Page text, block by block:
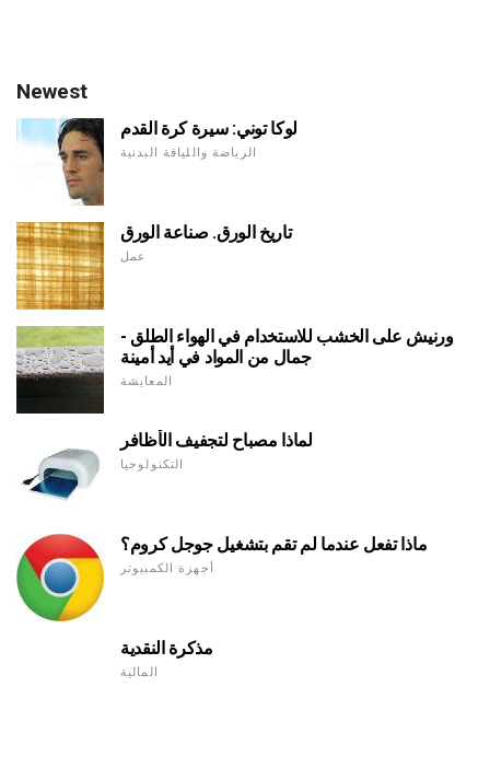
Newest
لوكا توني: سيرة كرة القدم
الرياضة واللياقة البدنية
تاريخ الورق. صناعة الورق
عمل
ورنيش على الخشب للاستخدام في الهواء الطلق -
جمال من المواد في أيد أمينة
المعايشة
لماذا مصباح لتجفيف الأظافر
التكنولوجيا
ماذا تفعل عندما لم تقم بتشغيل جوجل كروم؟
أجهزة الكمبيوتر
مذكرة النقدية
المالية